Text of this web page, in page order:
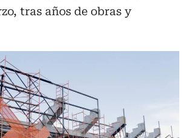
tras años de obras y